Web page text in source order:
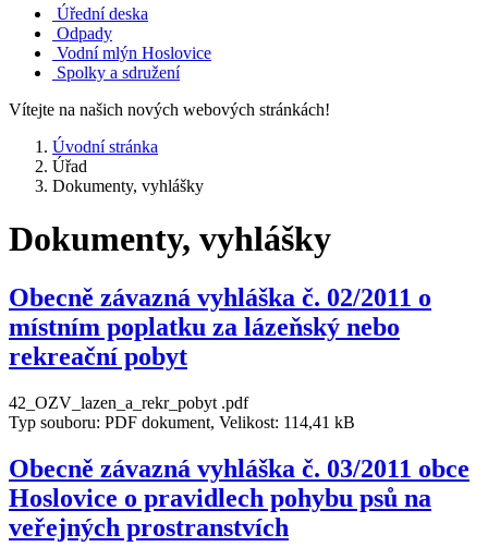
Úřední deska
Odpady
Vodní mlýn Hoslovice
Spolky a sdružení
Vítejte na našich nových webových stránkách!
Úvodní stránka
Úřad
Dokumenty, vyhlášky
Dokumenty, vyhlášky
Obecně závazná vyhláška č. 02/2011 o
místním poplatku za lázeňský nebo
rekreační pobyt
42_OZV_lazen_a_rekr_pobyt .pdf
Typ souboru: PDF dokument, Velikost: 114,41 kB
Obecně závazná vyhláška č. 03/2011 obce
Hoslovice o pravidlech pohybu psů na
veřejných prostranstvích